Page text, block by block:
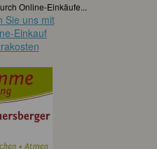
Online-Einkäufe...
Sie uns mit
Einkauf